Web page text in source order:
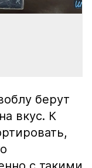
берут
вкус. К